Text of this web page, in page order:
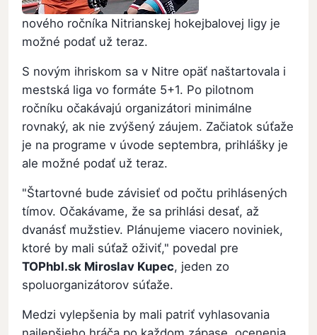
nového ročníka Nitrianskej hokejbalovej ligy je
možné podať už teraz.
S novým ihriskom sa v Nitre opäť naštartovala i
mestská liga vo formáte 5+1. Po pilotnom
ročníku očakávajú organizátori minimálne
rovnaký, ak nie zvýšený záujem. Začiatok súťaže
je na programe v úvode septembra, prihlášky je
ale možné podať už teraz.
"Štartovné bude závisieť od počtu prihlásených
tímov. Očakávame, že sa prihlási desať, až
dvanásť mužstiev. Plánujeme viacero noviniek,
ktoré by mali súťaž oživiť," povedal pre
TOPhbl.sk Miroslav Kupec, jeden zo
spoluorganizátorov súťaže.
Medzi vylepšenia by mali patriť vyhlasovania